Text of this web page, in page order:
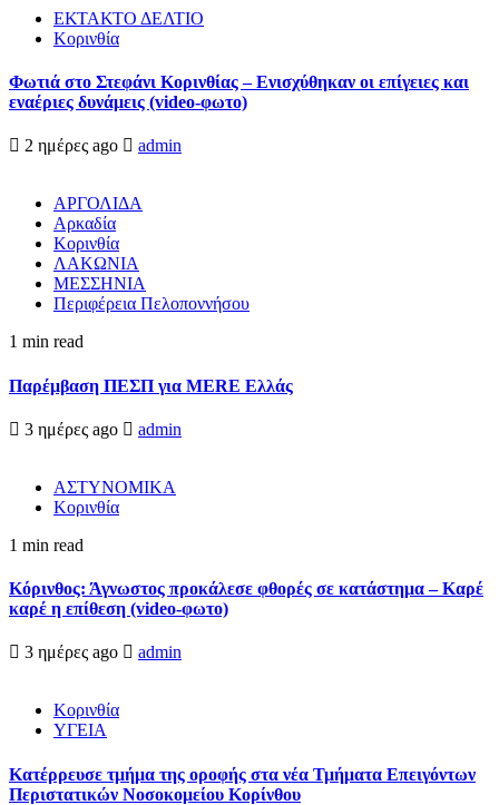
ΕΚΤΑΚΤΟ ΔΕΛΤΙΟ
Κορινθία
Φωτιά στο Στεφάνι Κορινθίας – Ενισχύθηκαν οι επίγειες και
εναέριες δυνάμεις (video-φωτο)
2 ημέρες ago admin
ΑΡΓΟΛΙΔΑ
Αρκαδία
Κορινθία
ΛΑΚΩΝΙΑ
ΜΕΣΣΗΝΙΑ
Περιφέρεια Πελοποννήσου
1 min read
Παρέμβαση ΠΕΣΠ για MERE Ελλάς
3 ημέρες ago admin
ΑΣΤΥΝΟΜΙΚΑ
Κορινθία
1 min read
Κόρινθος: Άγνωστος προκάλεσε φθορές σε κατάστημα – Καρέ
καρέ η επίθεση (video-φωτο)
3 ημέρες ago admin
Κορινθία
ΥΓΕΙΑ
Kατέρρευσε τμήμα της οροφής στα νέα Τμήματα Επειγόντων
Περιστατικών Νοσοκομείου Κορίνθου